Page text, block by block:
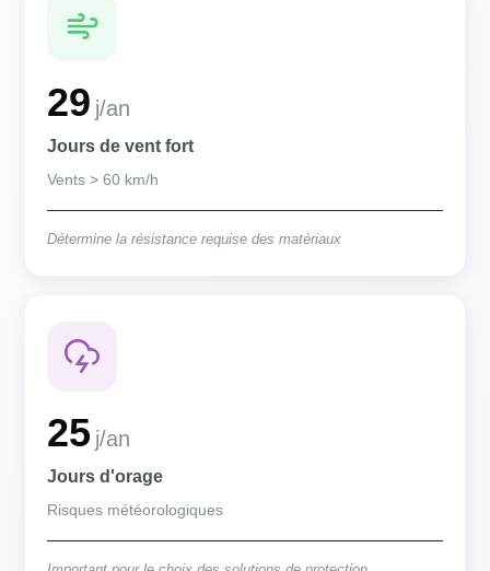
29 j/an
Jours de vent fort
Vents > 60 km/h
Détermine la résistance requise des matériaux
25 j/an
Jours d'orage
Risques météorologiques